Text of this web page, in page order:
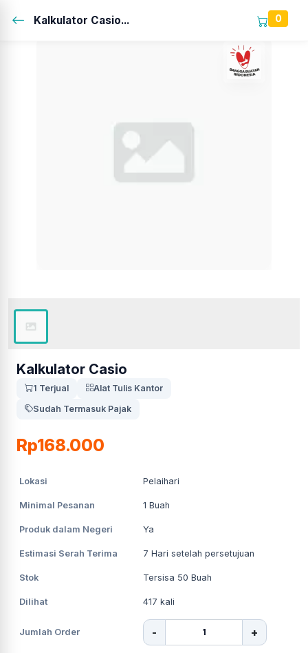
Kalkulator Casio... 0
Kalkulator Casio
1 Terjual
Alat Tulis Kantor
Sudah Termasuk Pajak
Rp168.000
Lokasi Pelaihari
Minimal Pesanan 1 Buah
Produk dalam Negeri Ya
Estimasi Serah Terima 7 Hari setelah persetujuan
Stok Tersisa 50 Buah
Dilihat 417 kali
Jumlah Order - +